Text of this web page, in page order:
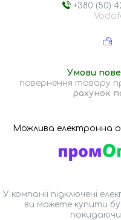
+380 (50)
повернення товару
рахунок
У компанії підключені
ви можете купити